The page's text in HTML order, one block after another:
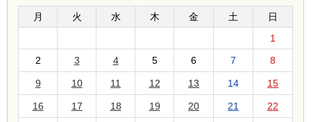
月 火 水 木 金 土
日
1
2
3 4 5 6 7 8
9 10 11 12 13 14 15
16 17 18 19 20 21 22